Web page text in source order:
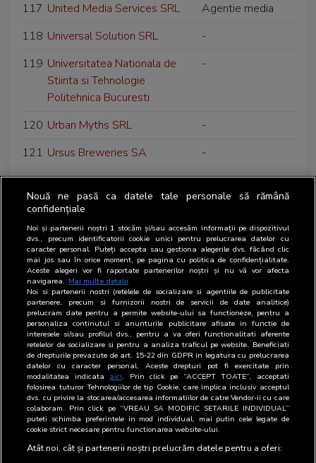
117 United Media Services SRL
Agentie media
118 Universal Solution SRL
-
119 Universitatea Nationala de
Stiinta si Tehnologie
Politehnica Bucuresti
-
120 Urban Myths SRL
-
121 Ursus Breweries SA
-
122 Viata Libera SRL
Editor
123 Vodafone Romania SA
124 Volovici Petru - PFA
-
125 Wavemaker Romania SRL
Agentie media
126
Way Advertise Production
SRL
127 Wink Network SRL
-
128 WPP Media Romania S.R.L
-
129 X si Zero Media SRL
-
130 Zdrovit Romania SRL
-
131 ZYX Publishing Group SRL -
Nouă ne pasă ca datele tale personale să rămână
confidențiale
Noi și partenerii noștri 1 stocăm și/sau accesăm informații pe dispozitivul
dvs., precum identificatorii cookie unici pentru prelucrarea datelor cu
caracter personal. Puteți accepta sau gestiona alegerile dvs. făcând clic
mai jos sau în orice moment, pe pagina cu politica de confidențialitate.
Aceste alegeri vor fi raportate partenerilor noștri și nu vă vor afecta
navigarea. Mai multe detalii
Noi si partenerii nostri (retelele de socializare si agentiile de publicitate
partenere, precum si furnizorii nostri de servicii de date analitice)
prelucram date pentru a permite website-ului sa functioneze, pentru a
personaliza continutul si anunturile publicitare afisate in functie de
interesele si/sau profilul dvs., pentru a va oferi functionalitati aferente
retelelor de socializare si pentru a analiza traficul pe website. Beneficiati
de drepturile prevazute de art. 15-22 din GDPR in legatura cu prelucrarea
datelor cu caracter personal. Aceste drepturi pot fi exercitate prin
modalitatea indicata aici. Prin click pe “ACCEPT TOATE”, acceptati
folosirea tuturor Tehnologiilor de tip Cookie, care implica inclusiv acceptul
dvs. cu privire la stocarea/accesarea informatiilor de catre Vendor-ii cu care
colaboram. Prin click pe “VREAU SA MODIFIC SETARILE INDIVIDUAL”
puteti schimba preferintele in mod individual, mai putin cele legate de
cookie strict necesare pentru functionarea website-ului.
Atât noi, cât și partenerii noștri prelucrăm datele pentru a oferi: